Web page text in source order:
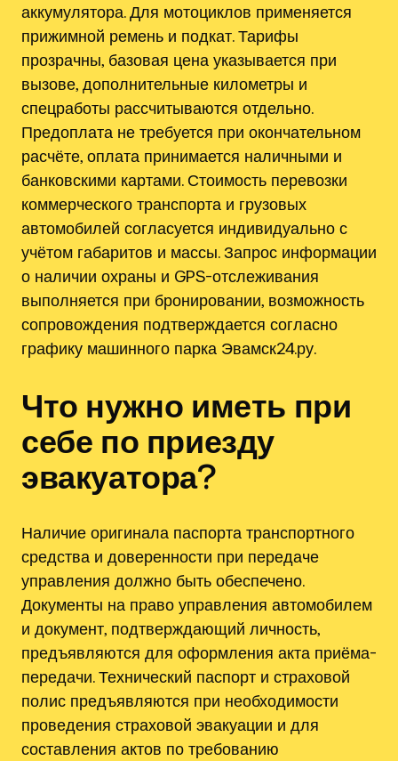
аккумулятора. Для мотоциклов применяется
прижимной ремень и подкат. Тарифы
прозрачны, базовая цена указывается при
вызове, дополнительные километры и
спецработы рассчитываются отдельно.
Предоплата не требуется при окончательном
расчёте, оплата принимается наличными и
банковскими картами. Стоимость перевозки
коммерческого транспорта и грузовых
автомобилей согласуется индивидуально с
учётом габаритов и массы. Запрос информации
о наличии охраны и GPS-отслеживания
выполняется при бронировании, возможность
сопровождения подтверждается согласно
графику машинного парка Эвамск24.ру.
Что нужно иметь при
себе по приезду
эвакуатора?
Наличие оригинала паспорта транспортного
средства и доверенности при передаче
управления должно быть обеспечено.
Документы на право управления автомобилем
и документ, подтверждающий личность,
предъявляются для оформления акта приёма-
передачи. Технический паспорт и страховой
полис предъявляются при необходимости
проведения страховой эвакуации и для
составления актов по требованию